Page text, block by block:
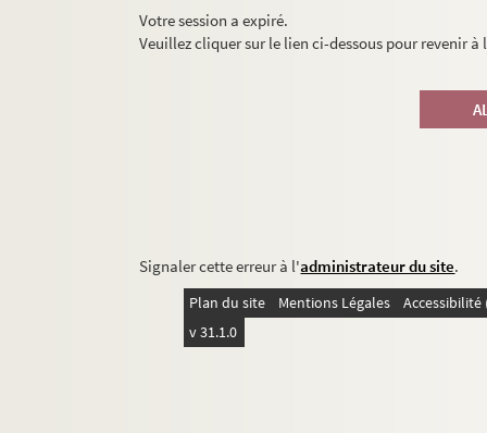
Votre session a expiré.
Veuillez cliquer sur le lien ci-dessous pour revenir
Signaler cette erreur à l'administrateur du site.
Plan du site Mentions Légales
v 31.1.0